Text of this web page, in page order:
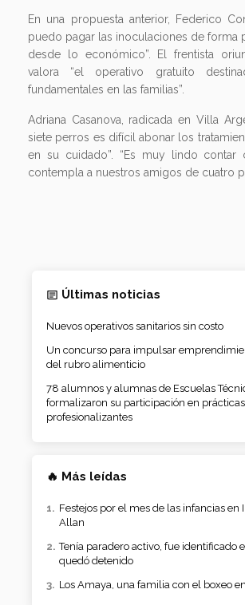
En una propuesta anterior, Federico
puedo pagar las inoculaciones de forma
desde lo económico”. El frentista
valora “el operativo gratuito
fundamentales en las familias”.
Adriana Casanova, radicada en Villa
siete perros es difícil abonar los
en su cuidado”. “Es muy lindo contar
contempla a nuestros amigos de cuatro
Últimas noticias
Nuevos operativos sanitarios sin costo
Un concurso para impulsar
del rubro alimenticio
78 alumnos y alumnas de Escuelas
formalizaron su participación en prácticas
profesionalizantes
🔥 Más leídas
Festejos por el mes de las infancias en
Allan
Tenía paradero activo, fue identificado
quedó detenido
Los Amaya, una familia con el boxeo